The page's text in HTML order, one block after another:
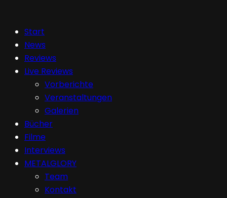
Start
News
Reviews
Live Reviews
Vorberichte
Veranstaltungen
Galerien
Bücher
Filme
Interviews
METALGLORY
Team
Kontakt